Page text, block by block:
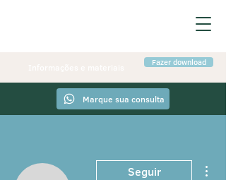
Marque sua consulta
Fazer download
Seguir